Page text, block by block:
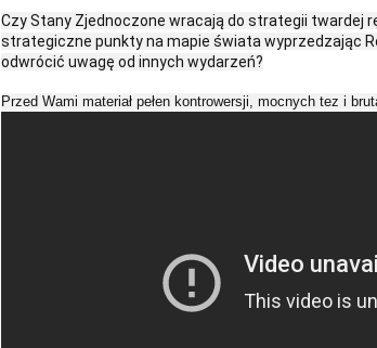
Czy Stany Zjednoczone wracają do strategii twardej
strategiczne punkty na mapie świata wyprzedzając
odwrócić uwagę od innych wydarzeń?
Przed Wami materiał pełen kontrowersji, mocnych tez i